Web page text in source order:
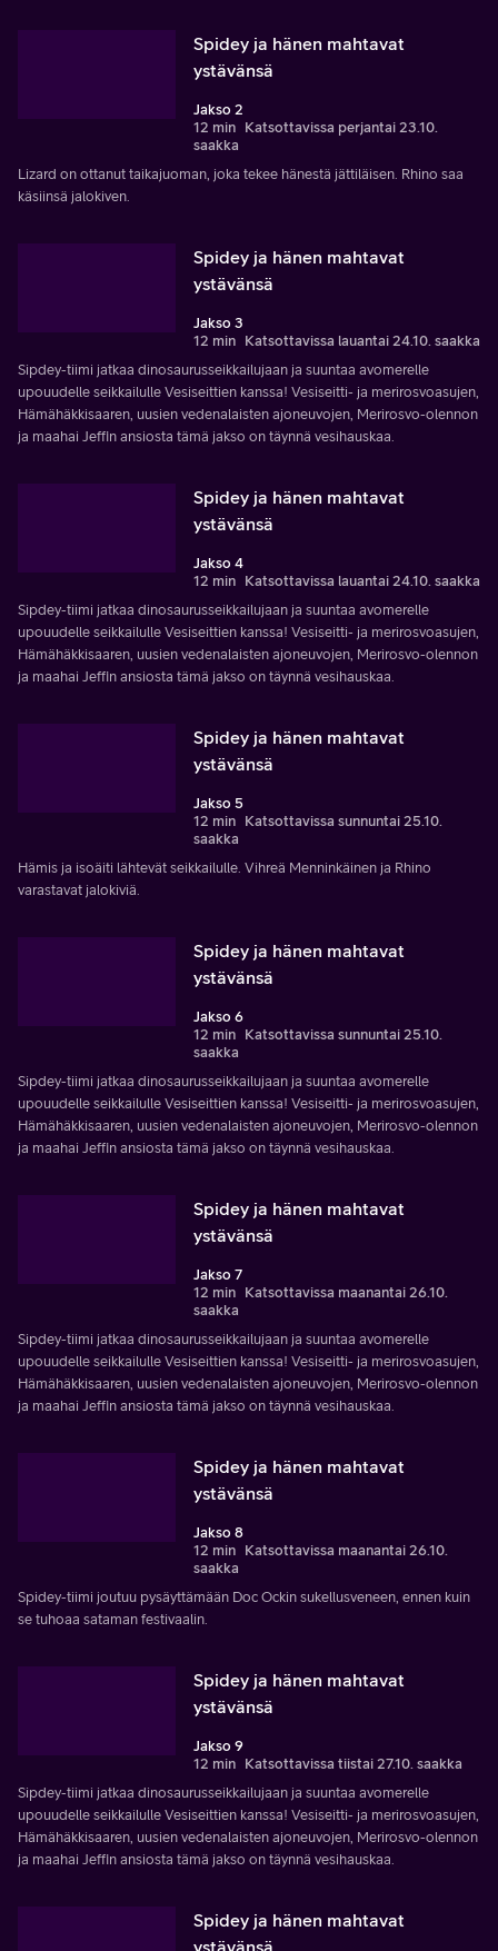
Spidey ja hänen mahtavat
ystävänsä
Jakso 2
12 min Katsottavissa perjantai 23.10.
saakka
Lizard on ottanut taikajuoman, joka tekee hänestä jättiläisen. Rhino saa
käsiinsä jalokiven.
Spidey ja hänen mahtavat
ystävänsä
Jakso 3
12 min Katsottavissa lauantai 24.10. saakka
Sipdey-tiimi jatkaa dinosaurusseikkailujaan ja suuntaa avomerelle
upouudelle seikkailulle Vesiseittien kanssa! Vesiseitti- ja merirosvoasujen,
Hämähäkkisaaren, uusien vedenalaisten ajoneuvojen, Merirosvo-olennon
ja maahai Jeffin ansiosta tämä jakso on täynnä vesihauskaa.
Spidey ja hänen mahtavat
ystävänsä
Jakso 4
12 min Katsottavissa lauantai 24.10. saakka
Sipdey-tiimi jatkaa dinosaurusseikkailujaan ja suuntaa avomerelle
upouudelle seikkailulle Vesiseittien kanssa! Vesiseitti- ja merirosvoasujen,
Hämähäkkisaaren, uusien vedenalaisten ajoneuvojen, Merirosvo-olennon
ja maahai Jeffin ansiosta tämä jakso on täynnä vesihauskaa.
Spidey ja hänen mahtavat
ystävänsä
Jakso 5
12 min Katsottavissa sunnuntai 25.10.
saakka
Hämis ja isoäiti lähtevät seikkailulle. Vihreä Menninkäinen ja Rhino
varastavat jalokiviä.
Spidey ja hänen mahtavat
ystävänsä
Jakso 6
12 min Katsottavissa sunnuntai 25.10.
saakka
Sipdey-tiimi jatkaa dinosaurusseikkailujaan ja suuntaa avomerelle
upouudelle seikkailulle Vesiseittien kanssa! Vesiseitti- ja merirosvoasujen,
Hämähäkkisaaren, uusien vedenalaisten ajoneuvojen, Merirosvo-olennon
ja maahai Jeffin ansiosta tämä jakso on täynnä vesihauskaa.
Spidey ja hänen mahtavat
ystävänsä
Jakso 7
12 min Katsottavissa maanantai 26.10.
saakka
Sipdey-tiimi jatkaa dinosaurusseikkailujaan ja suuntaa avomerelle
upouudelle seikkailulle Vesiseittien kanssa! Vesiseitti- ja merirosvoasujen,
Hämähäkkisaaren, uusien vedenalaisten ajoneuvojen, Merirosvo-olennon
ja maahai Jeffin ansiosta tämä jakso on täynnä vesihauskaa.
Spidey ja hänen mahtavat
ystävänsä
Jakso 8
12 min Katsottavissa maanantai 26.10.
saakka
Spidey-tiimi joutuu pysäyttämään Doc Ockin sukellusveneen, ennen kuin
se tuhoaa sataman festivaalin.
Spidey ja hänen mahtavat
ystävänsä
Jakso 9
12 min Katsottavissa tiistai 27.10. saakka
Sipdey-tiimi jatkaa dinosaurusseikkailujaan ja suuntaa avomerelle
upouudelle seikkailulle Vesiseittien kanssa! Vesiseitti- ja merirosvoasujen,
Hämähäkkisaaren, uusien vedenalaisten ajoneuvojen, Merirosvo-olennon
ja maahai Jeffin ansiosta tämä jakso on täynnä vesihauskaa.
Spidey ja hänen mahtavat
ystävänsä